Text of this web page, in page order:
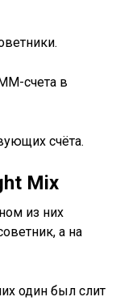
счета в
счёта.
Mix
из них
а на
один был слит